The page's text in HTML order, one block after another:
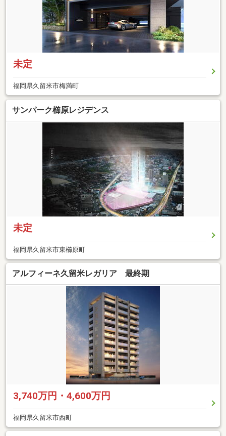
未定
福岡県久留米市梅満町
サンパーク櫛原レジデンス
未定
福岡県久留米市東櫛原町
アルフィーネ久留米レガリア 最終期
3,740万円・4,600万円
福岡県久留米市西町